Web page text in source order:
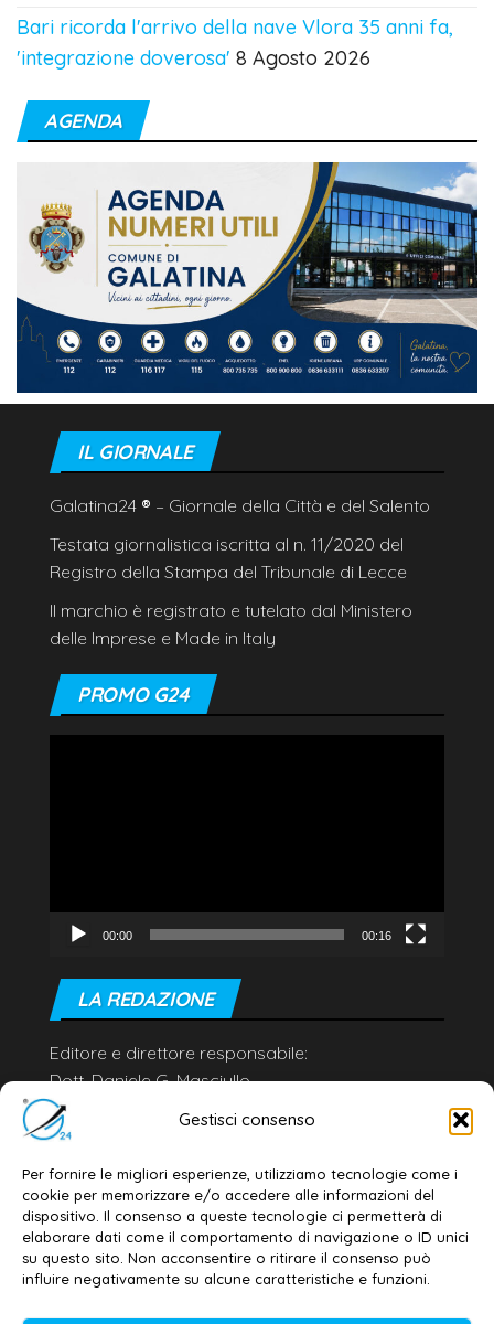
Gestisci consenso
Per fornire le migliori esperienze, utilizziamo tecnologie come i
cookie per memorizzare e/o accedere alle informazioni del
dispositivo. Il consenso a queste tecnologie ci permetterà di
elaborare dati come il comportamento di navigazione o ID unici
su questo sito. Non acconsentire o ritirare il consenso può
influire negativamente su alcune caratteristiche e funzioni.
Bari ricorda l'arrivo della nave Vlora 35 anni fa,
'integrazione doverosa' 8 Agosto 2026
AGENDA
IL GIORNALE
Galatina24 ® – Giornale della Città e del Salento
Testata giornalistica iscritta al n. 11/2020 del
Registro della Stampa del Tribunale di Lecce
Il marchio è registrato e tutelato dal Ministero
delle Imprese e Made in Italy
PROMO G24
00:00 00:16
LA REDAZIONE
Editore e direttore responsabile:
Dott. Daniele G. Masciullo
Email:
redazione@galatina24.it
Privacy policy–Cookie policy
© 2020-2026 | Galatina24 ®
Testata iscritta al n. 11/2020 Registro della